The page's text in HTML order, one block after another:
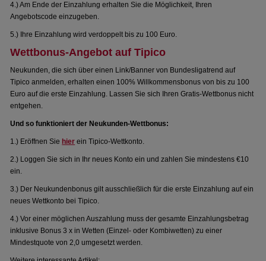
4.) Am Ende der Einzahlung erhalten Sie die Möglichkeit, Ihren
Angebotscode einzugeben.
5.) Ihre Einzahlung wird verdoppelt bis zu 100 Euro.
Wettbonus-Angebot auf Tipico
Neukunden, die sich über einen Link/Banner von Bundesligatrend auf
Tipico anmelden, erhalten einen 100% Willkommensbonus von bis zu 100
Euro auf die erste Einzahlung. Lassen Sie sich Ihren Gratis-Wettbonus nicht
entgehen.
Und so funktioniert der Neukunden-Wettbonus:
1.) Eröffnen Sie hier ein Tipico-Wettkonto.
2.) Loggen Sie sich in Ihr neues Konto ein und zahlen Sie mindestens €10
ein.
3.) Der Neukundenbonus gilt ausschließlich für die erste Einzahlung auf ein
neues Wettkonto bei Tipico.
4.) Vor einer möglichen Auszahlung muss der gesamte Einzahlungsbetrag
inklusive Bonus 3 x in Wetten (Einzel- oder Kombiwetten) zu einer
Mindestquote von 2,0 umgesetzt werden.